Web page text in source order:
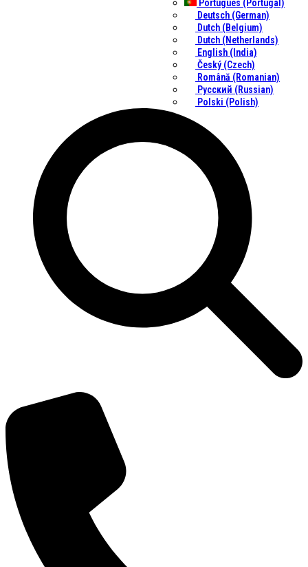
Português (Portugal)
Deutsch (German)
Dutch (Belgium)
Dutch (Netherlands)
English (India)
Český (Czech)
Română (Romanian)
Русский (Russian)
Polski (Polish)